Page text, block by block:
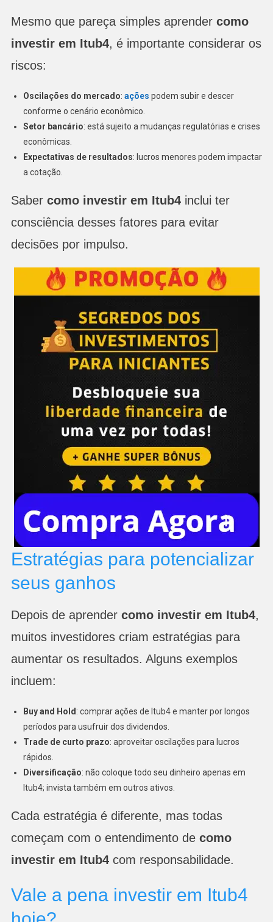
Mesmo que pareça simples aprender como
investir em Itub4, é importante considerar os
riscos:
Oscilações do mercado: ações podem subir e descer
conforme o cenário econômico.
Setor bancário: está sujeito a mudanças regulatórias e crises
econômicas.
Expectativas de resultados: lucros menores podem impactar
a cotação.
Saber como investir em Itub4inclui ter
consciência desses fatores para evitar
decisões por impulso.
Estratégias para potencializar
seus ganhos
Depois de aprender como investir em Itub4,
muitos investidores criam estratégias para
aumentar os resultados. Alguns exemplos
incluem:
Buy and Hold : comprar ações de Itub4 e manter por longos
períodos para usufruir dos dividendos.
Trade de curto prazo: aproveitar oscilações para lucros
rápidos.
Diversificação: não coloque todo seu dinheiro apenas em
Itub4; invista também em outros ativos.
Cada estratégia é diferente, mas todas
começam com o entendimento de como
investir em Itub4com responsabilidade.
Vale a pena investir em Itub4